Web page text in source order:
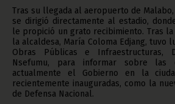
Tras su llegada al aeropuerto de
se dirigió directamente al estadio,
le propició un grato recibimiento. Tras
la alcaldesa, María Coloma Edjang, tuvo
Obras Públicas e Infraestructuras,
Nsefumu, para informar sobre las
actualmente el Gobierno en la
recientemente inauguradas, como la
de Defensa Nacional.